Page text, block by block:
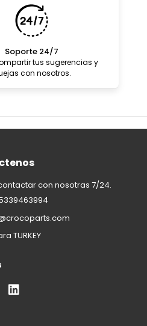
Soporte 24/7
tus sugerencias y
con nosotros.
con nosotras 7/24.
TURKEY